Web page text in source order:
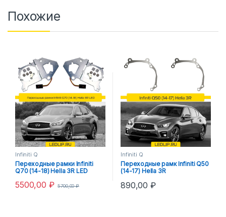
Похожие
Infiniti Q
Переходные рамки Infiniti
Q70 (14-18) Hella 3R LED
5500,00 ₽ 5700,00₽
Infiniti Q
Переходные рамк Infiniti Q50
(14-17) Hella 3R
890,00₽